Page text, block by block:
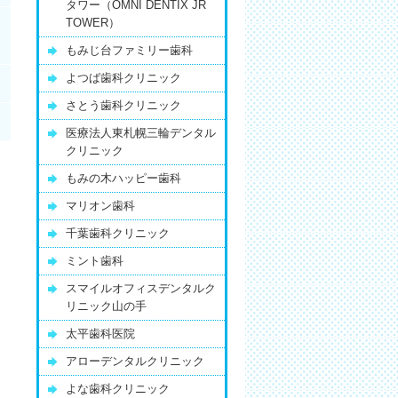
タワー（OMNI DENTIX JR
TOWER）
もみじ台ファミリー歯科
よつば歯科クリニック
さとう歯科クリニック
医療法人東札幌三輪デンタル
クリニック
もみの木ハッピー歯科
マリオン歯科
千葉歯科クリニック
ミント歯科
スマイルオフィスデンタルク
リニック山の手
太平歯科医院
アローデンタルクリニック
よな歯科クリニック